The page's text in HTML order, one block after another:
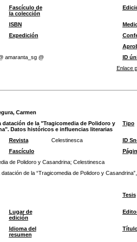
Fascículo de
la colección
ISBN
Expedición
amaranta_sg @
ID
Enlace
Carmen
datación de la "Tragicomedia de Polidoro y
Datos históricos e influencias literarias
Tipo
Revista Celestinesca
ID
Fascículo
de Polidoro y Casandrina; Celestinesca
de la “Tragicomedia de Polidoro y
Tesis
Lugar de
edición
Idioma del
resumen